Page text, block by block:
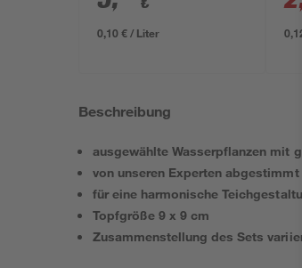
0,10 € / Liter
Beschreibung
ausgewählte Wasserpflanzen mit
von unseren Experten abgestimmt
für eine harmonische
Topfgröße 9 x 9 cm
Zusammenstellung des Sets